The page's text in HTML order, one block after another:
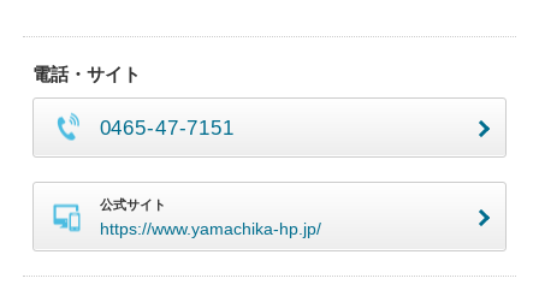
電話・サイト
0465-47-7151
公式サイト
https://www.yamachika-hp.jp/